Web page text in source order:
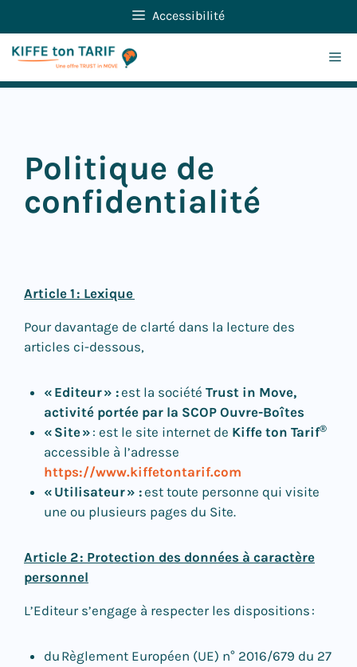
contenu
Accessibilité
Politique de
confidentialité
Article 1 : Lexique
Pour davantage de clarté dans la lecture des
articles ci-dessous,
« Editeur» :est la société Trust in Move,
activité portée par la SCOP Ouvre-Boîtes
« Site» : est le site internet de Kiffe ton Tarif®
accessible à l’adresse
https://www.kiffetontarif.com
« Utilisateur» :est toute personne qui visite
une ou plusieurs pages du Site.
Article 2: Protection des données à caractère
personnel
L’Editeur s’engage à respecter les dispositions :
du Règlement Européen (UE) n° 2016/679 du 27